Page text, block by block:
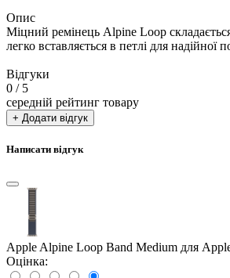
Опис
Міцний ремінець Alpine Loop
легко вставляється в петлі для надійної
Відгуки
0 / 5
середній рейтинг товару
+ Додати відгук
Написати відгук
Apple Alpine Loop Band Medium для
Оцінка: